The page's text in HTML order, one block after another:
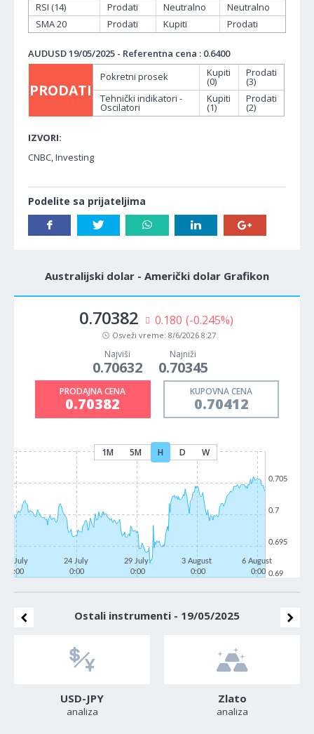
RSI (14)
Prodati Neutralno
Neutralno
SMA 20
Prodati Kupiti Prodati
AUDUSD 19/05/2025 - Referentna cena : 0.6400
PRODATI
Pokretni prosek Kupiti
(0)
Prodati
(3)
Tehnički indikatori -
Oscilatori
Kupiti
(1)
Prodati
(2)
IZVORI:
CNBC, Investing
Podelite sa prijateljima
Australijski dolar - Američki dolar Grafikon
0.70382 0.180 (-0.245%)
Osveži vreme: 8/6/2026 8:27
Najviši
0.70632
Najniži
0.70345
PRODAJNA CENA
0.70382
KUPOVNA CENA
0.70412
1M 5M H D W
21 July
0:00
24 July
0:00
29 July
0:00
3 August
0:00
6 August
0:00 0.69
0.695
0.7
0.705
Ostali instrumenti - 19/05/2025
USD-JPY
analiza
Zlato
analiza